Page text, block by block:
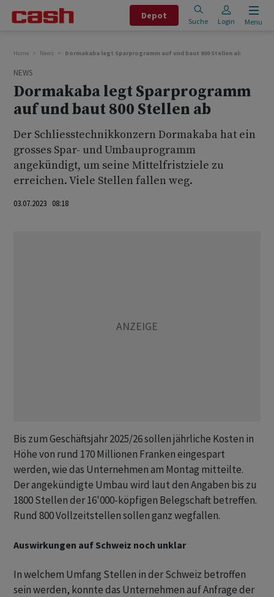
Depot
Suche Login Menu
Home News Dormakaba legt Sparprogramm auf und baut 800 Stellen ab
NEWS
Dormakaba legt Sparprogramm
auf und baut 800 Stellen ab
Der Schliesstechnikkonzern Dormakaba hat ein
grosses Spar- und Umbauprogramm
angekündigt, um seine Mittelfristziele zu
erreichen. Viele Stellen fallen weg.
03.07.2023 08:18
Bis zum Geschäftsjahr 2025/26 sollen jährliche Kosten in
Höhe von rund 170 Millionen Franken eingespart
werden, wie das Unternehmen am Montag mitteilte.
Der angekündigte Umbau wird laut den Angaben bis zu
1800 Stellen der 16'000-köpfigen Belegschaft betreffen.
Rund 800 Vollzeitstellen sollen ganz wegfallen.
Auswirkungen auf Schweiz noch unklar
In welchem Umfang Stellen in der Schweiz betroffen
sein werden, konnte das Unternehmen auf Anfrage der